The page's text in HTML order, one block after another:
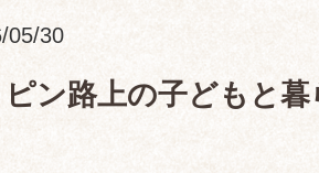
05/30
ン路上の子どもと